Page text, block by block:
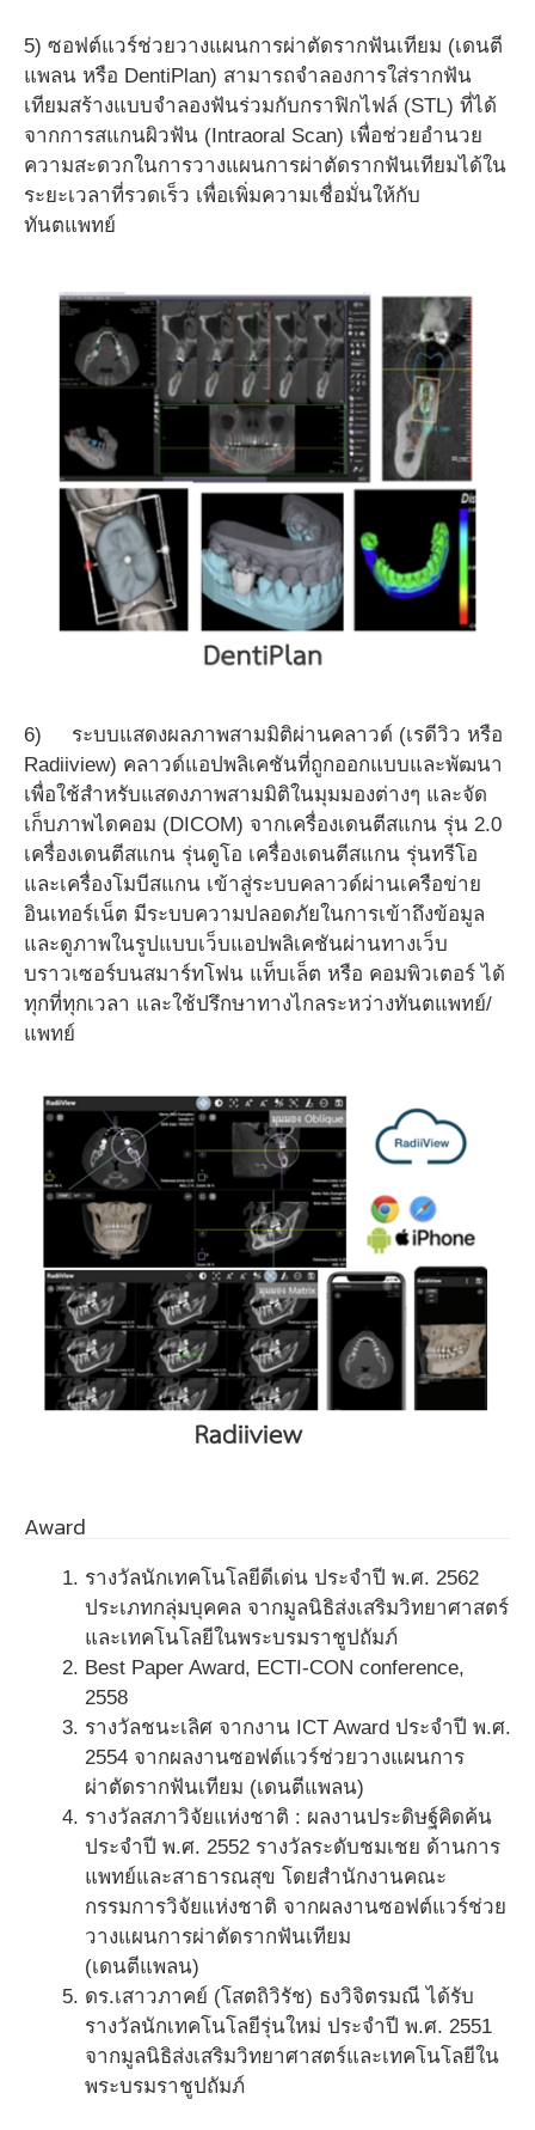
5) ซอฟต์แวร์ช่วยวางแผนการผ่าตัดรากฟันเทียม (เดนตี
แพลน หรือ DentiPlan) สามารถจำลองการใส่รากฟัน
เทียมสร้างแบบจำลองฟันร่วมกับกราฟิกไฟล์ (STL) ที่ได้
จากการสแกนผิวฟัน (Intraoral Scan) เพื่อช่วยอำนวย
ความสะดวกในการวางแผนการผ่าตัดรากฟันเทียมได้ใน
ระยะเวลาที่รวดเร็ว เพื่อเพิ่มความเชื่อมั่นให้กับ
ทันตแพทย์
6) ระบบแสดงผลภาพสามมิติผ่านคลาวด์ (เรดีวิว หรือ
Radiiview) คลาวด์แอปพลิเคชันที่ถูกออกแบบและพัฒนา
เพื่อใช้สำหรับแสดงภาพสามมิติในมุมมองต่างๆ และจัด
เก็บภาพไดคอม (DICOM) จากเครื่องเดนตีสแกน รุ่น 2.0
เครื่องเดนตีสแกน รุ่นดูโอ เครื่องเดนตีสแกน รุ่นทรีโอ
และเครื่องโมบีสแกน เข้าสู่ระบบคลาวด์ผ่านเครือข่าย
อินเทอร์เน็ต มีระบบความปลอดภัยในการเข้าถึงข้อมูล
และดูภาพในรูปแบบเว็บแอปพลิเคชันผ่านทางเว็บ
บราวเซอร์บนสมาร์ทโฟน แท็บเล็ต หรือ คอมพิวเตอร์ ได้
ทุกที่ทุกเวลา และใช้ปรึกษาทางไกลระหว่างทันตแพทย์/
แพทย์
Award
รางวัลนักเทคโนโลยีดีเด่น ประจำปี พ.ศ. 2562
ประเภทกลุ่มบุคคล จากมูลนิธิส่งเสริมวิทยาศาสตร์
และเทคโนโลยีในพระบรมราชูปถัมภ์
Best Paper Award, ECTI-CON conference,
2558
รางวัลชนะเลิศ จากงาน ICT Award ประจำปี พ.ศ.
2554 จากผลงานซอฟต์แวร์ช่วยวางแผนการ
ผ่าตัดรากฟันเทียม (เดนตีแพลน)
รางวัลสภาวิจัยแห่งชาติ : ผลงานประดิษฐ์คิดค้น
ประจำปี พ.ศ. 2552 รางวัลระดับชมเชย ด้านการ
แพทย์และสาธารณสุข โดยสำนักงานคณะ
กรรมการวิจัยแห่งชาติ จากผลงานซอฟต์แวร์ช่วย
วางแผนการผ่าตัดรากฟันเทียม
(เดนตีแพลน)
ดร.เสาวภาคย์ (โสตถิวิรัช) ธงวิจิตรมณี ได้รับ
รางวัลนักเทคโนโลยีรุ่นใหม่ ประจำปี พ.ศ. 2551
จากมูลนิธิส่งเสริมวิทยาศาสตร์และเทคโนโลยีใน
พระบรมราชูปถัมภ์